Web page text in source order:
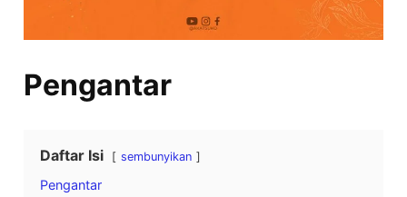
Pengantar
Daftar Isi sembunyikan
Pengantar